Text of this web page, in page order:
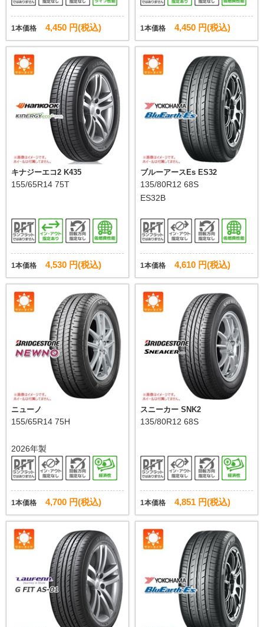
1本価格 4,450 円(税込) 1本価格 4,450 円(税込)
キナジーエコ2 K435
155/65R14 75T
1本価格 4,530 円(税込)
ブルーアースEs ES32
135/80R12 68S
ES32B
1本価格 4,610 円(税込)
ニューノ
155/65R14 75H
2026年製
1本価格 4,700 円(税込)
スニーカー SNK2
135/80R12 68S
1本価格 4,851 円(税込)